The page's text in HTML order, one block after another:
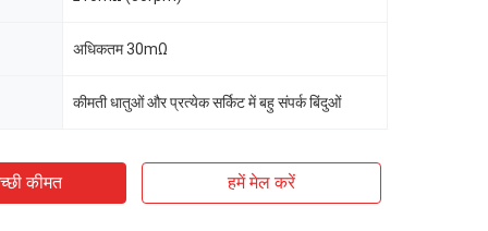
अधिकतम 30mΩ
कीमती धातुओं और प्रत्येक सर्किट में बहु संपर्क बिंदुओं
कीमत हमें मेल करें